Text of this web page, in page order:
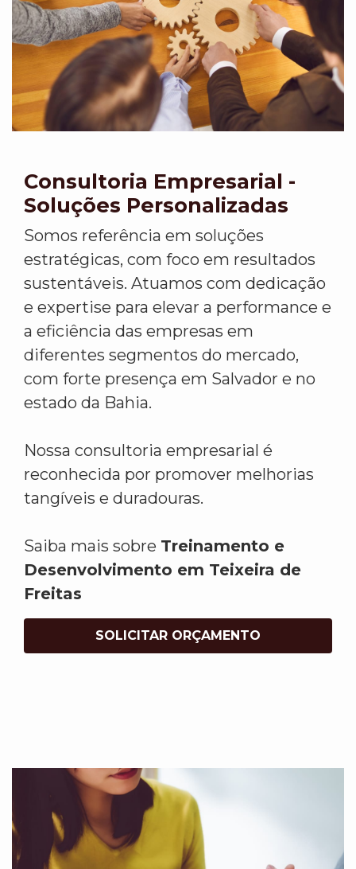
Consultoria Empresarial -
Soluções Personalizadas
Somos referência em soluções
estratégicas, com foco em resultados
sustentáveis. Atuamos com dedicação
e expertise para elevar a performance e
a eficiência das empresas em
diferentes segmentos do mercado,
com forte presença em Salvador e no
estado da Bahia.
Nossa consultoria empresarial é
reconhecida por promover melhorias
tangíveis e duradouras.
Saiba mais sobre Treinamento e
Desenvolvimento em Teixeira de
Freitas
SOLICITAR ORÇAMENTO